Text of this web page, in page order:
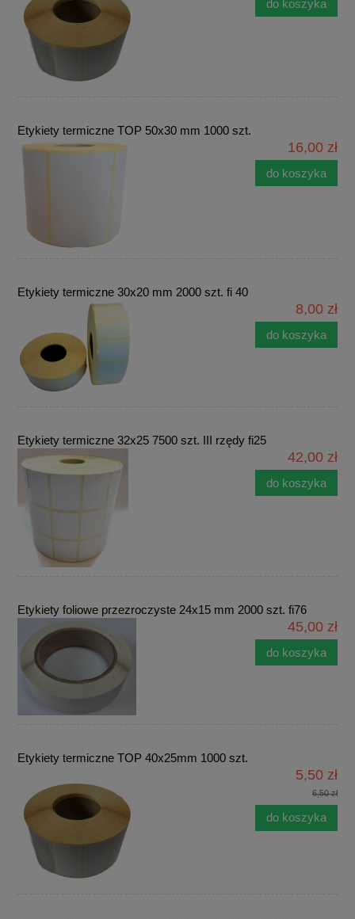
do koszyka
Etykiety termiczne TOP 50x30 mm 1000 szt.
16,00 zł
do koszyka
Etykiety termiczne 30x20 mm 2000 szt. fi 40
8,00 zł
do koszyka
Etykiety termiczne 32x25 7500 szt. III rzędy fi25
42,00 zł
do koszyka
Etykiety foliowe przezroczyste 24x15 mm 2000 szt. fi76
45,00 zł
do koszyka
Etykiety termiczne TOP 40x25mm 1000 szt.
5,50 zł
6,50 zł
do koszyka